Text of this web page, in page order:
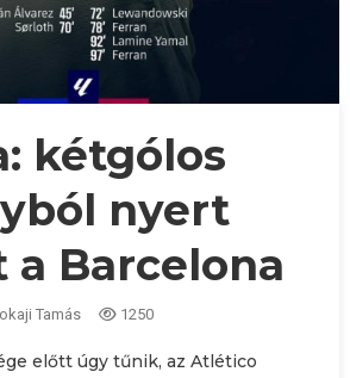
kétgólos
nyert
a Barcelona
Tamás 1250
előtt úgy tűnik, az Atlético